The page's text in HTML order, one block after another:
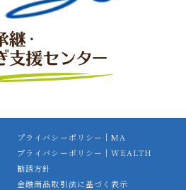
プライバシーポリシー｜MA
プライバシーポリシー｜WEALTH
勧誘方針
金融商品取引法に基づく表示